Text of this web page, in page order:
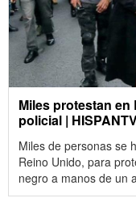
Miles protestan
policial |
Miles de personas se
Reino Unido, para
negro a manos de un